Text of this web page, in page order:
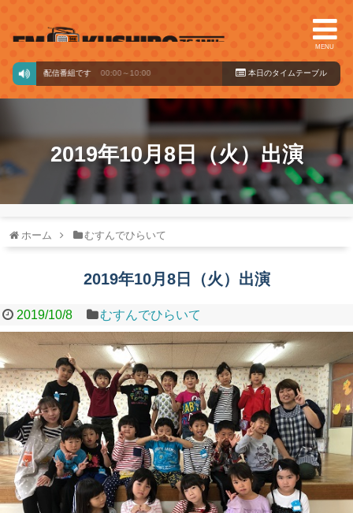
MENU
らの配信番組です 00:00～10:00 本日のタイ ムテーブル
2019年10月8日（火）出演
ホーム むすんでひらいて
2019年10月8日（火）出演
2019/10/8 むすんでひらいて